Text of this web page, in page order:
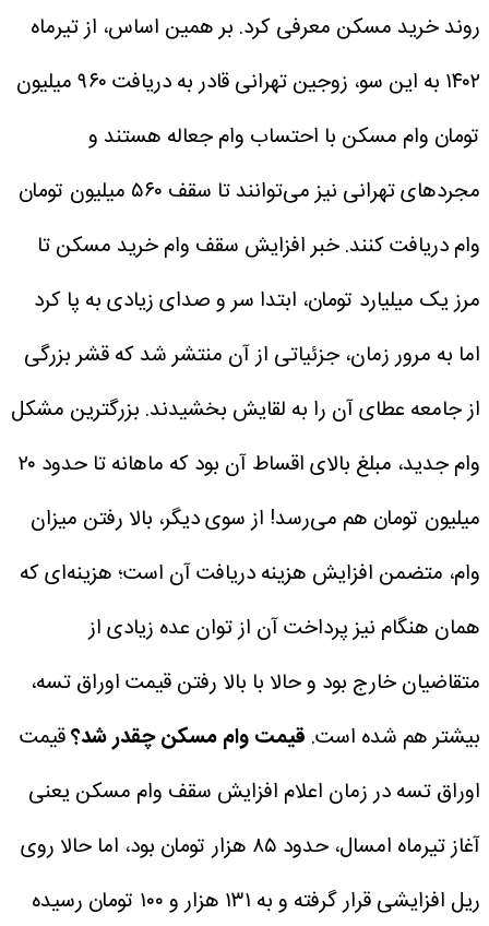
روند خرید مسکن معرفی کرد. بر همین اساس، از تیرماه
۱۴۰۲ به این سو، زوجین تهرانی قادر به دریافت ۹۶۰ میلیون
تومان وام مسکن با احتساب وام جعاله هستند و
مجردهای تهرانی نیز می‌‌توانند تا سقف ۵۶۰ میلیون تومان
وام دریافت کنند.خبر افزایش سقف وام خرید مسکن تا
مرز یک میلیارد تومان، ابتدا سر و صدای زیادی به پا کرد
اما به مرور زمان، جزئیاتی از آن منتشر شد که قشر بزرگی
از جامعه عطای آن را به لقایش بخشیدند. بزرگترین مشکل
وام جدید، مبلغ بالای اقساط آن بود که ماهانه تا حدود ۲۰
میلیون تومان هم می‌رسد! از سوی دیگر، بالا رفتن میزان
وام، متضمن افزایش هزینه دریافت آن است؛ هزینه‌ای که
همان هنگام نیز پرداخت آن از توان عده زیادی از
متقاضیان خارج بود و حالا با بالا رفتن قیمت اوراق تسه،
بیشتر هم شده است. قیمت وام مسکن چقدر شد؟قیمت
اوراق تسه در زمان اعلام افزایش سقف وام مسکن یعنی
آغاز تیرماه امسال، حدود ۸۵ هزار تومان بود، اما حالا روی
ریل افزایشی قرار گرفته و به ۱۳۱ هزار و ۱۰۰ تومان رسیده